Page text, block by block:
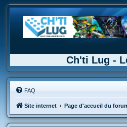
Ch'ti Lug -
FAQ
Site internet Page d'accueil du